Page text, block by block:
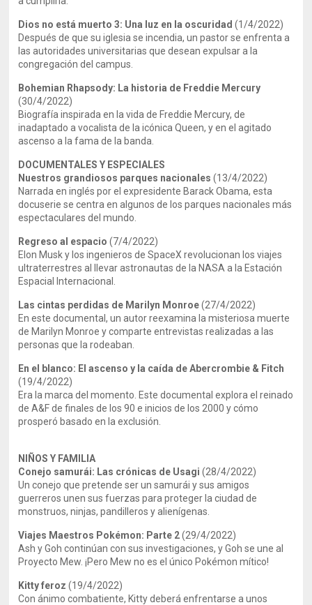
Dios no está muerto 3: Una luz en la oscuridad (1/4/2022)
Después de que su iglesia se incendia, un pastor se enfrenta a
las autoridades universitarias que desean expulsar a la
congregación del campus.
Bohemian Rhapsody: La historia de Freddie Mercury
(30/4/2022)
Biografía inspirada en la vida de Freddie Mercury, de
inadaptado a vocalista de la icónica Queen, y en el agitado
ascenso a la fama de la banda.
DOCUMENTALES Y ESPECIALES
Nuestros grandiosos parques nacionales (13/4/2022)
Narrada en inglés por el expresidente Barack Obama, esta
docuserie se centra en algunos de los parques nacionales más
espectaculares del mundo.
Regreso al espacio (7/4/2022)
Elon Musk y los ingenieros de SpaceX revolucionan los viajes
ultraterrestres al llevar astronautas de la NASA a la Estación
Espacial Internacional.
Las cintas perdidas de Marilyn Monroe(27/4/2022)
En este documental, un autor reexamina la misteriosa muerte
de Marilyn Monroe y comparte entrevistas realizadas a las
personas que la rodeaban.
En el blanco: El ascenso y la caída de Abercrombie & Fitch
(19/4/2022)
Era la marca del momento. Este documental explora el reinado
de A&F de finales de los 90 e inicios de los 2000 y cómo
prosperó basado en la exclusión.
NIÑOS Y FAMILIA
Conejo samurái: Las crónicas de Usagi (28/4/2022)
Un conejo que pretende ser un samurái y sus amigos
guerreros unen sus fuerzas para proteger la ciudad de
monstruos, ninjas, pandilleros y alienígenas.
Viajes Maestros Pokémon: Parte 2(29/4/2022)
Ash y Goh continúan con sus investigaciones, y Goh se une al
Proyecto Mew. ¡Pero Mew no es el único Pokémon mítico!
Kitty feroz (19/4/2022)
Con ánimo combatiente, Kitty deberá enfrentarse a unos